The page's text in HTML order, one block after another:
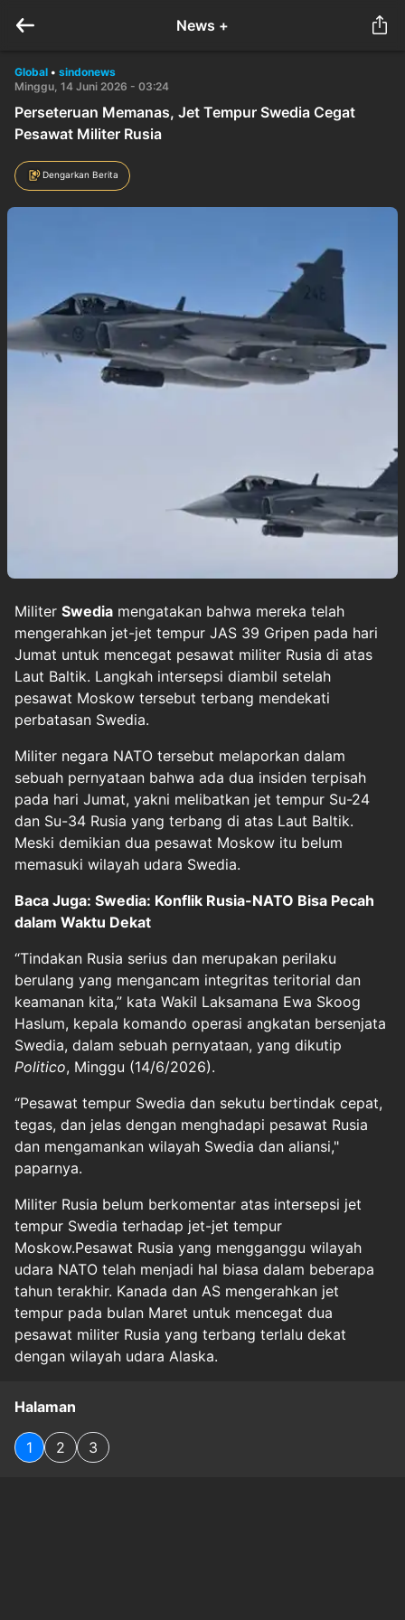
News +
Global • sindonews
Minggu, 14 Juni 2026 - 03:24
Perseteruan Memanas, Jet Tempur Swedia Cegat
Pesawat Militer Rusia
Dengarkan Berita
Militer Swedia mengatakan bahwa mereka telah
mengerahkan jet-jet tempur JAS 39 Gripen pada hari
Jumat untuk mencegat pesawat militer Rusia di atas
Laut Baltik. Langkah intersepsi diambil setelah
pesawat Moskow tersebut terbang mendekati
perbatasan Swedia.
Militer negara NATO tersebut melaporkan dalam
sebuah pernyataan bahwa ada dua insiden terpisah
pada hari Jumat, yakni melibatkan jet tempur Su-24
dan Su-34 Rusia yang terbang di atas Laut Baltik.
Meski demikian dua pesawat Moskow itu belum
memasuki wilayah udara Swedia.
Baca Juga: Swedia: Konflik Rusia-NATO Bisa Pecah
dalam Waktu Dekat
“Tindakan Rusia serius dan merupakan perilaku
berulang yang mengancam integritas teritorial dan
keamanan kita,” kata Wakil Laksamana Ewa Skoog
Haslum, kepala komando operasi angkatan bersenjata
Swedia, dalam sebuah pernyataan, yang dikutip
Politico, Minggu (14/6/2026).
“Pesawat tempur Swedia dan sekutu bertindak cepat,
tegas, dan jelas dengan menghadapi pesawat Rusia
dan mengamankan wilayah Swedia dan aliansi,"
paparnya.
Militer Rusia belum berkomentar atas intersepsi jet
tempur Swedia terhadap jet-jet tempur
Moskow.Pesawat Rusia yang mengganggu wilayah
udara NATO telah menjadi hal biasa dalam beberapa
tahun terakhir. Kanada dan AS mengerahkan jet
tempur pada bulan Maret untuk mencegat dua
pesawat militer Rusia yang terbang terlalu dekat
dengan wilayah udara Alaska.
Halaman
1 2 3